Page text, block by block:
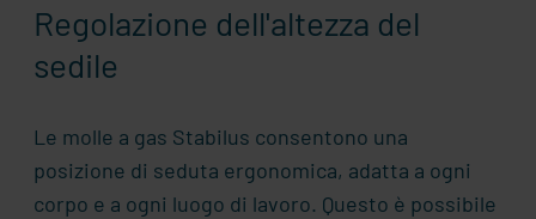
Regolazione dell'altezza del
sedile
Le molle a gas Stabilus consentono una
posizione di seduta ergonomica, adatta a ogni
corpo e a ogni luogo di lavoro. Questo è possibile